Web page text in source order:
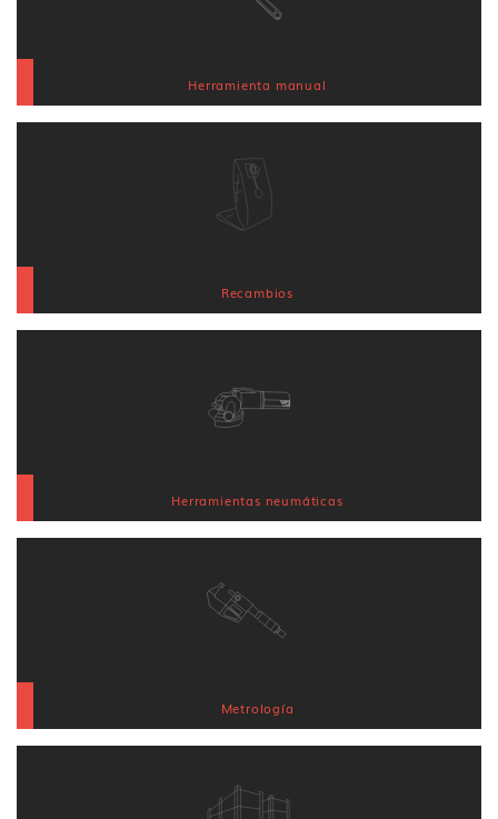
Herramienta manual
Recambios
Herramientas neumáticas
Metrología